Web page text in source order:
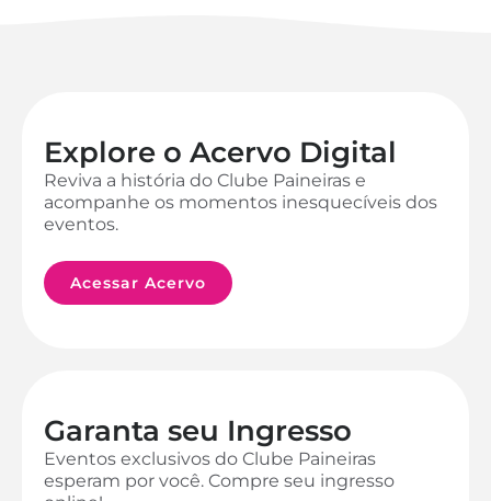
Explore o Acervo Digital
Reviva a história do Clube Paineiras e
acompanhe os momentos inesquecíveis dos
eventos.
Acessar Acervo
Garanta seu Ingresso
Eventos exclusivos do Clube Paineiras
esperam por você. Compre seu ingresso